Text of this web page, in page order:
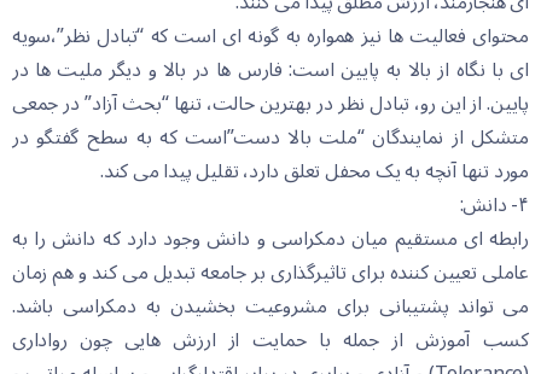
محتوای فعالیت ها نیز همواره به گونه ای است که “تبادل نظر”،سویه
ای با نگاه از بالا به پایین است: فارس ها در بالا و دیگر ملیت ها در
پایین. از این رو، تبادل نظر در بهترین حالت، تنها “بحث آزاد” در جمعی
متشکل از نمایندگان “ملت بالا دست”است که به سطح گفتگو در
مورد تنها آنچه به یک محفل تعلق دارد، تقلیل پیدا می کند.
۴- دانش:
رابطه ای مستقیم میان دمکراسی و دانش وجود دارد که دانش را به
عاملی تعیین کننده برای تاثیرگذاری بر جامعه تبدیل می کند و هم زمان
می تواند پشتیبانی برای مشروعیت بخشیدن به دمکراسی باشد.
کسب آموزش از جمله با حمایت از ارزش هایی چون رواداری